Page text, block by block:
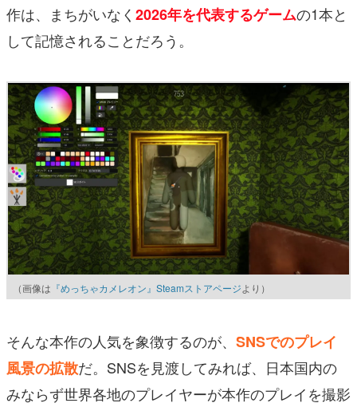
作は、まちがいなく 2026年を代表するゲームの1本と
して記憶されることだろう。
（画像は 『めっちゃカメレオン』Steamストアページより）
そんな本作の人気を象徴するのが、 SNSでのプレイ
風景の拡散だ。SNSを見渡してみれば、日本国内の
みならず世界各地のプレイヤーが本作のプレイを撮影